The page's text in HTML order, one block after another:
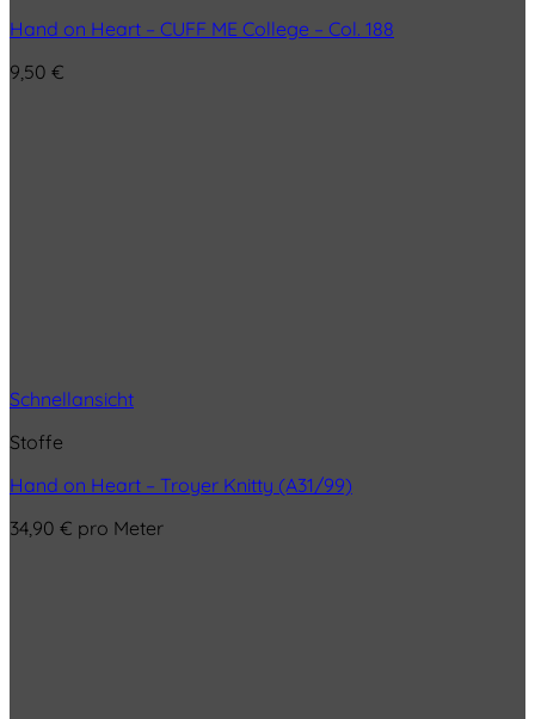
Hand on Heart – CUFF ME College – Col. 188
9,50 €
Schnellansicht
Stoffe
Hand on Heart – Troyer Knitty (A31/99)
34,90 € pro Meter